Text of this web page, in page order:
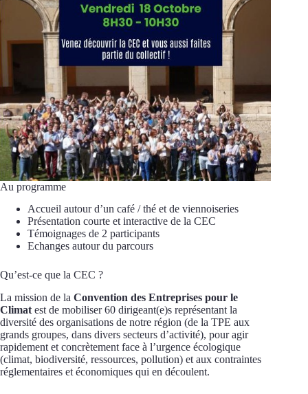
Au programme
Accueil autour d’un café / thé et de viennoiseries
Présentation courte et interactive de la CEC
Témoignages de 2 participants
Echanges autour du parcours
Qu’est-ce que la CEC ?
La mission de la Convention des Entreprises pour le
Climat est de mobiliser 60 dirigeant(e)s représentant la
diversité des organisations de notre région (de la TPE aux
grands groupes, dans divers secteurs d’activité), pour agir
rapidement et concrètement face à l’urgence écologique
(climat, biodiversité, ressources, pollution) et aux contraintes
réglementaires et économiques qui en découlent.